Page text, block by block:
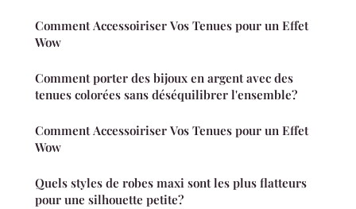
Comment Accessoiriser Vos Tenues pour un Effet
Wow
Comment porter des bijoux en argent avec des
tenues colorées sans déséquilibrer l'ensemble?
Comment Accessoiriser Vos Tenues pour un Effet
Wow
Quels styles de robes maxi sont les plus flatteurs
pour une silhouette petite?